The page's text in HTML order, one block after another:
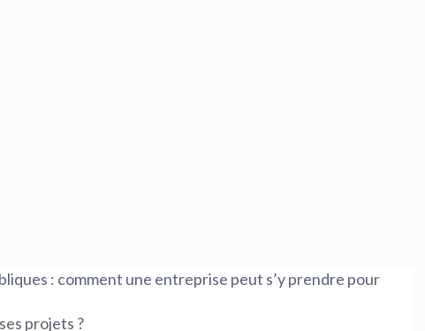
: comment une entreprise peut s’y prendre pour
projets ?